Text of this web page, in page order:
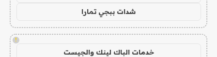
شدات ببجي تمارا
!
خدمات الباك لينك والجيست